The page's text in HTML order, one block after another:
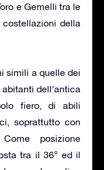
e Gemelli tra le
della
simili a quelle dei
abitanti dell’antica
fiero, di abili
soprattutto con
posizione
tra il 36° ed il